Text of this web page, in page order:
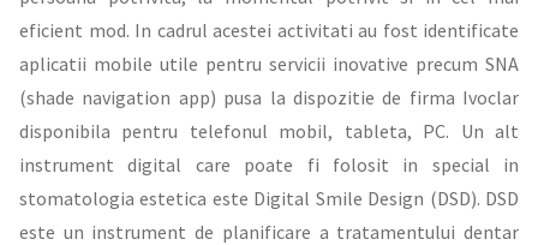
eficient mod. In cadrul acestei activitati au fost identificate
aplicatii mobile utile pentru servicii inovative precum SNA
(shade navigation app) pusa la dispozitie de firma Ivoclar
disponibila pentru telefonul mobil, tableta, PC. Un alt
instrument digital care poate fi folosit in special in
stomatologia estetica este Digital Smile Design (DSD). DSD
este un instrument de planificare a tratamentului dentar